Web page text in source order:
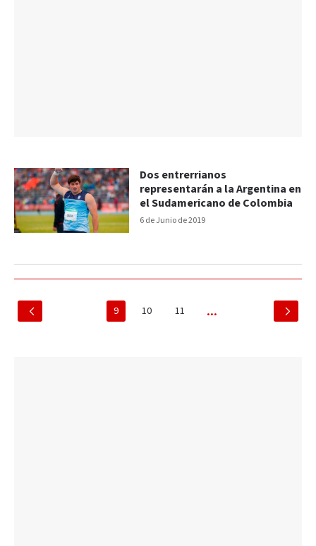
6 de Junio de 2019
Dos entrerrianos
representarán a la Argentina en
el Sudamericano de Colombia
9 10 11